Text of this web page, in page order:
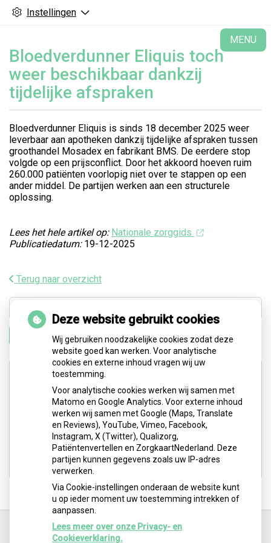
Instellingen
MENU
Bloedverdunner Eliquis toch
weer beschikbaar dankzij
tijdelijke afspraken
Bloedverdunner Eliquis is sinds 18 december 2025 weer
leverbaar aan apotheken dankzij tijdelijke afspraken tussen
groothandel Mosadex en fabrikant BMS. De eerdere stop
volgde op een prijsconflict. Door het akkoord hoeven ruim
260.000 patiënten voorlopig niet over te stappen op een
ander middel. De partijen werken aan een structurele
oplossing.
Lees het hele artikel op: Nationale zorggids
Publicatiedatum: 19-12-2025
Terug naar overzicht
Zoeken
Adresgegevens
Medisch Centrum Schiepark: Abtsweg 2
3042 GD Rotterdam
06-5251 1550
logo.barbara@gmail.com
Deze website gebruikt cookies
Wij gebruiken noodzakelijke cookies zodat deze
website goed kan werken. Voor analytische
cookies en externe inhoud vragen wij uw
toestemming.
Voor analytische cookies werken wij samen met
Matomo en Google Analytics. Voor externe inhoud
werken wij samen met Google (Maps, Translate
en Reviews), YouTube, Vimeo, Facebook,
Instagram, X (Twitter), Qualizorg,
Patiëntenvertellen en ZorgkaartNederland. Deze
partijen kunnen gegevens zoals uw IP-adres
verwerken.
Via Cookie-instellingen onderaan de website kunt
u op ieder moment uw toestemming intrekken of
aanpassen.
Lees meer over onze Privacy- en
Cookieverklaring.